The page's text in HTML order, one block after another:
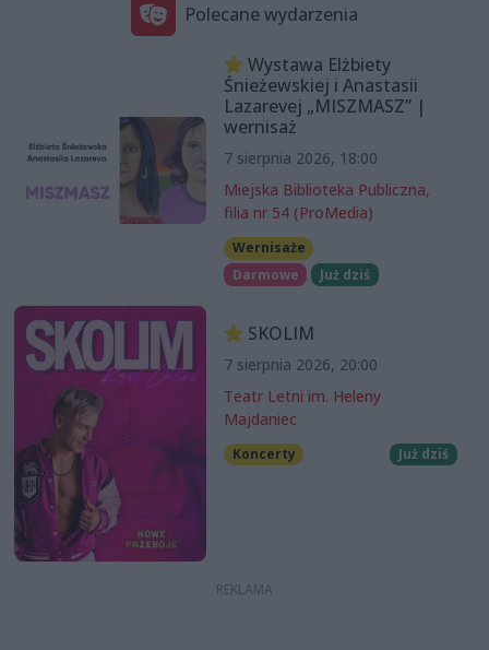
Polecane wydarzenia
Wystawa Elżbiety
Śnieżewskiej i Anastasii
Lazarevej „MISZMASZ” |
wernisaż
7 sierpnia 2026, 18:00
Miejska Biblioteka Publiczna,
filia nr 54 (ProMedia)
Wernisaże
Darmowe
Już dziś
SKOLIM
7 sierpnia 2026, 20:00
Teatr Letni im. Heleny
Majdaniec
Koncerty Już dziś